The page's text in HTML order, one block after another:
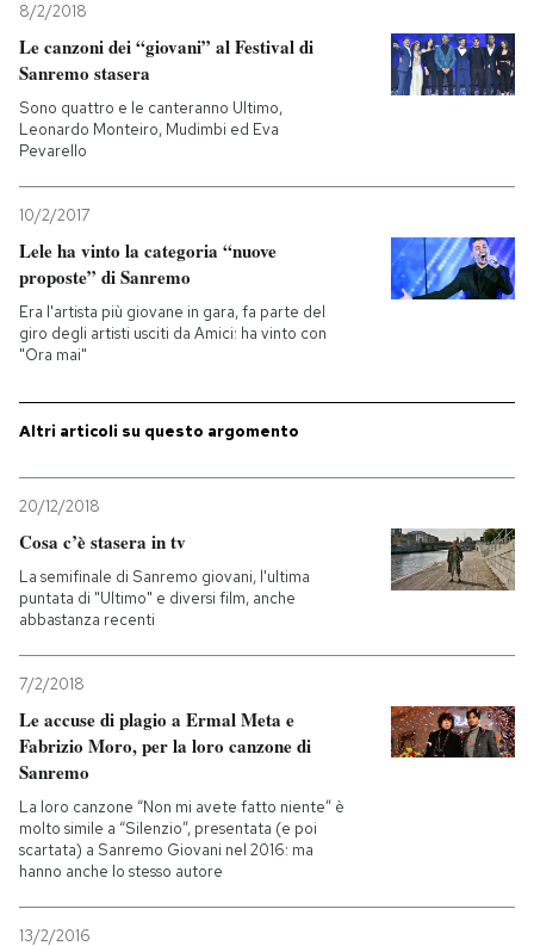
8/2/2018
Le canzoni dei “giovani” al Festival di
Sanremo stasera
Sono quattro e le canteranno Ultimo,
Leonardo Monteiro, Mudimbi ed Eva
Pevarello
10/2/2017
Lele ha vinto la categoria “nuove
proposte” di Sanremo
Era l'artista più giovane in gara, fa parte del
giro degli artisti usciti da Amici: ha vinto con
"Ora mai"
Altri articoli su questo argomento
20/12/2018
Cosa c’è stasera in tv
La semifinale di Sanremo giovani, l'ultima
puntata di "Ultimo" e diversi film, anche
abbastanza recenti
7/2/2018
Le accuse di plagio a Ermal Meta e
Fabrizio Moro, per la loro canzone di
Sanremo
La loro canzone “Non mi avete fatto niente” è
molto simile a “Silenzio”, presentata (e poi
scartata) a Sanremo Giovani nel 2016: ma
hanno anche lo stesso autore
13/2/2016